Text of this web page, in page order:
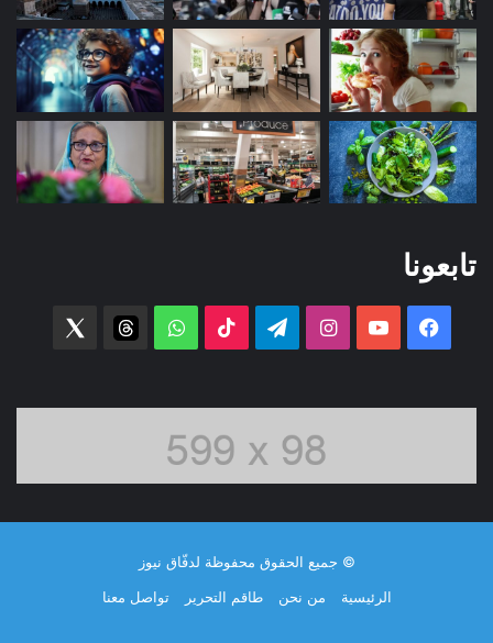
تابعونا
فيسبوك ‫YouTubeانستقرامتيلقرام ‫TikTok واتساب threads
© جميع الحقوق محفوظة لدفّاق نيوز
الرئيسية
من نحن طاقم التحرير تواصل معنا